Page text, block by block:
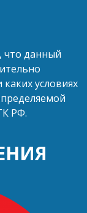
данный
условиях
РФ.